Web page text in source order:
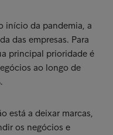
início da pandemia, a
das empresas. Para
principal prioridade é
ao longo de
está a deixar marcas,
os negócios e